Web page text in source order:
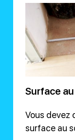
Surface
Vous devez
surface au